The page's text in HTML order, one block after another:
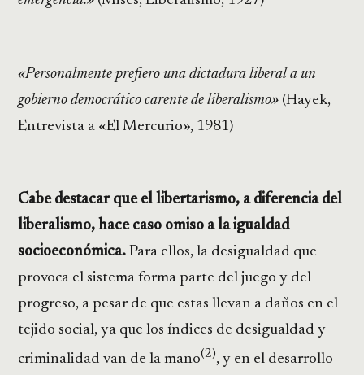
«Personalmente prefiero una dictadura liberal a un
gobierno democrático carente de liberalismo» (Hayek,
Entrevista a «El Mercurio», 1981)
Cabe destacar que el libertarismo, a diferencia del
liberalismo, hace caso omiso a la igualdad
socioeconómica. Para ellos, la desigualdad que
provoca el sistema forma parte del juego y del
progreso, a pesar de que estas llevan a daños en el
tejido social, ya que los índices de desigualdad y
criminalidad van de la mano(2), y en el desarrollo